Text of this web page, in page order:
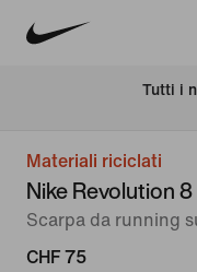
Tutti i
Materiali riciclati
Nike Revolution 8
Scarpa da running
CHF 75